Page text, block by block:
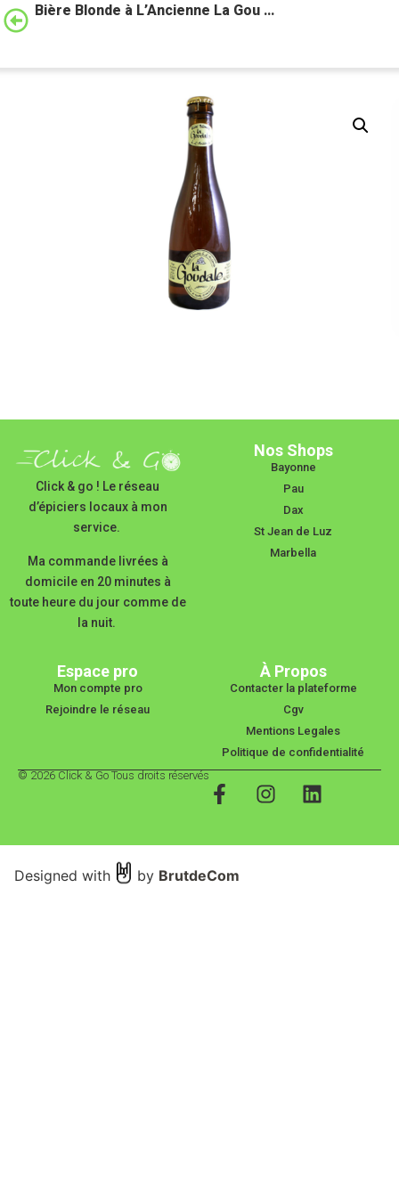
Bière Blonde à L’Ancienne La Gou …
Click & go ! Le réseau
d’épiciers locaux à mon
service.
Ma commande livrées à
domicile en 20 minutes à
toute heure du jour comme de
la nuit.
Nos Shops
Bayonne
Pau
Dax
St Jean de Luz
Marbella
Espace pro
Mon compte pro
Rejoindre le réseau
À Propos
Contacter la plateforme
Cgv
Mentions Legales
Politique de confidentialité
© 2026 Click & Go Tous droits réservés
Designed with by BrutdeCom